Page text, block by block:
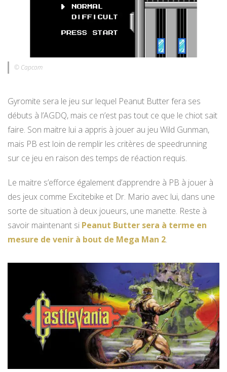
© Capcom
Gyromite sera le jeu sur lequel Peanut Butter fera ses
débuts à l’AGDQ, mais ce n’est pas tout ce que le chiot sait
faire. Son maitre lui a appris à jouer au jeu Wild Gunman,
mais PB est loin de remplir les critères de speedrunning
sur ce jeu en raison des temps de réaction requis.
Le maitre s’efforce également d’apprendre à PB à jouer à
des jeux comme Excitebike et Dr. Mario avec lui, dans une
sorte de situation à deux joueurs, une manette. Reste à
savoir maintenant si Peanut Butter sera à terme en
mesure de venir à bout de Mega Man 2.